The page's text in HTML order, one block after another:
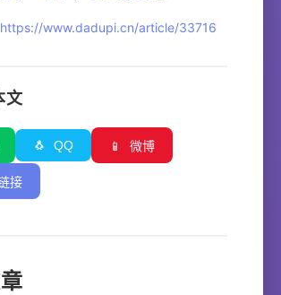
https://www.dadupi.cn/article/33716
文
🐧 QQ 📱 微博
接